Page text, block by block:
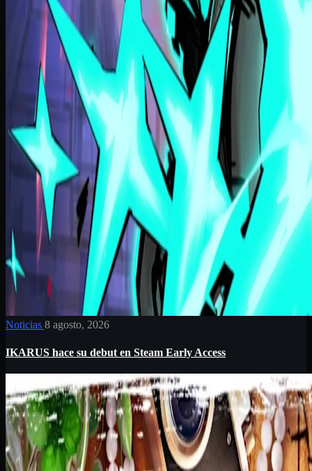
Noticias 8 agosto, 2026
IKARUS hace su debut en Steam Early Access